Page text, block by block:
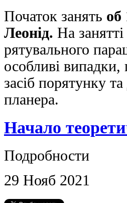
Початок занять об
Леонід. На
рятувального
особливі
засіб порятунку
планера.
Начало
Подробности
29 Нояб 2021